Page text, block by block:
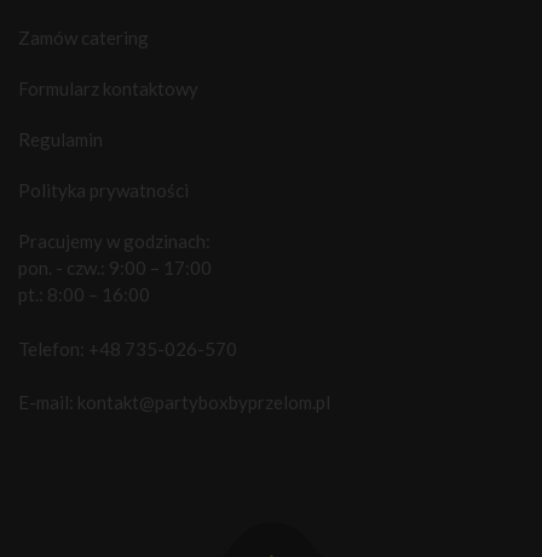
Zamów catering
Formularz kontaktowy
Regulamin
Polityka prywatności
Pracujemy w godzinach:
pon. - czw.: 9:00 – 17:00
pt.: 8:00 – 16:00
Telefon: +48 735-026-570
E-mail: kontakt@partyboxbyprzelom.pl